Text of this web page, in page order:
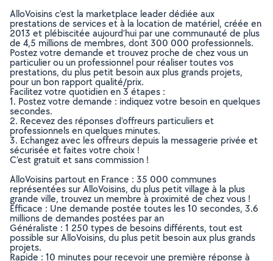
AlloVoisins c’est la marketplace leader dédiée aux
prestations de services et à la location de matériel, créée en
2013 et plébiscitée aujourd’hui par une communauté de plus
de 4,5 millions de membres, dont 300 000 professionnels.
Postez votre demande et trouvez proche de chez vous un
particulier ou un professionnel pour réaliser toutes vos
prestations, du plus petit besoin aux plus grands projets,
pour un bon rapport qualité/prix.
Facilitez votre quotidien en 3 étapes :
1. Postez votre demande : indiquez votre besoin en quelques
secondes.
2. Recevez des réponses d’offreurs particuliers et
professionnels en quelques minutes.
3. Echangez avec les offreurs depuis la messagerie privée et
sécurisée et faites votre choix !
C’est gratuit et sans commission !
AlloVoisins partout en France : 35 000 communes
représentées sur AlloVoisins, du plus petit village à la plus
grande ville, trouvez un membre à proximité de chez vous !
Efficace : Une demande postée toutes les 10 secondes, 3.6
millions de demandes postées par an
Généraliste : 1 250 types de besoins différents, tout est
possible sur AlloVoisins, du plus petit besoin aux plus grands
projets.
Rapide : 10 minutes pour recevoir une première réponse à